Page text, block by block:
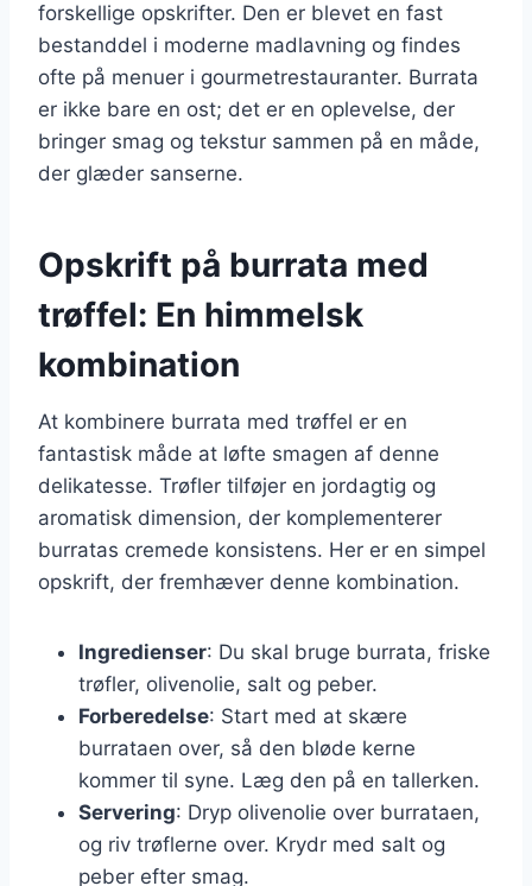
forskellige opskrifter. Den er blevet en fast
bestanddel i moderne madlavning og findes
ofte på menuer i gourmetrestauranter. Burrata
er ikke bare en ost; det er en oplevelse, der
bringer smag og tekstur sammen på en måde,
der glæder sanserne.
Opskrift på burrata med
trøffel: En himmelsk
kombination
At kombinere burrata med trøffel er en
fantastisk måde at løfte smagen af denne
delikatesse. Trøfler tilføjer en jordagtig og
aromatisk dimension, der komplementerer
burratas cremede konsistens. Her er en simpel
opskrift, der fremhæver denne kombination.
Ingredienser: Du skal bruge burrata, friske
trøfler, olivenolie, salt og peber.
Forberedelse: Start med at skære
burrataen over, så den bløde kerne
kommer til syne. Læg den på en tallerken.
Servering: Dryp olivenolie over burrataen,
og riv trøflerne over. Krydr med salt og
peber efter smag.